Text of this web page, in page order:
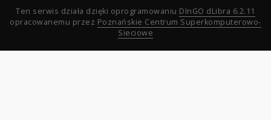
Ten serwis działa dzięki oprogramowaniu DInGO dLibra 6.2.11
opracowanemu przez Poznańskie Centrum Superkomputerowo-
Sieciowe